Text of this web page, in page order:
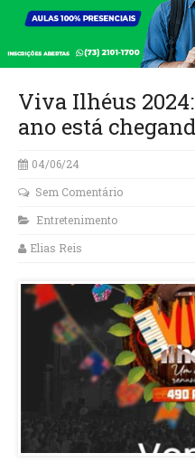
Viva Ilhéus
ano está
04/06/24
Sem Comentário
Entretenimento
Elias Reis